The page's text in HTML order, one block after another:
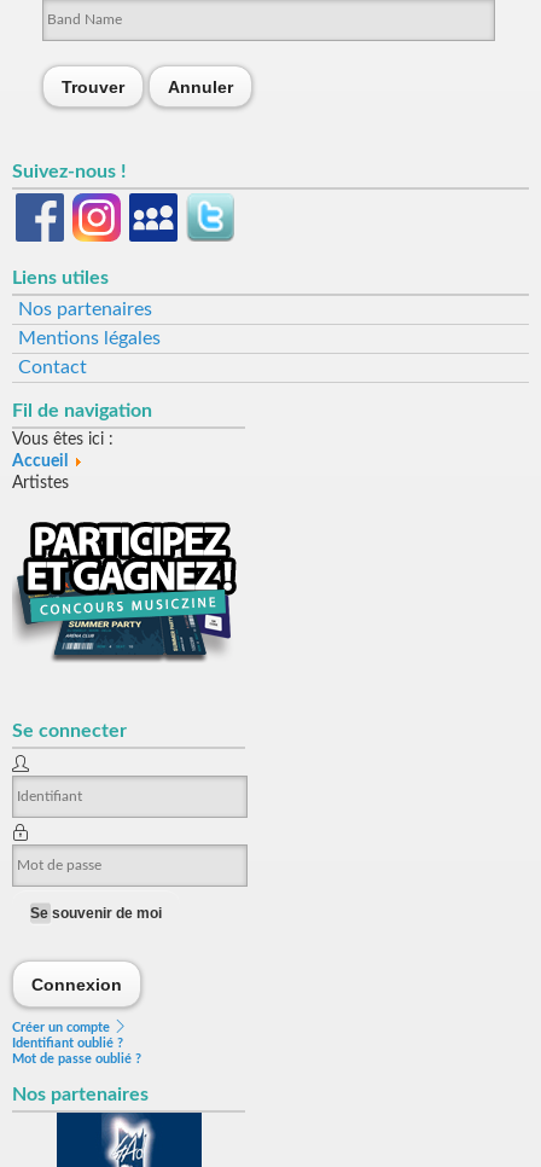
Trouver Annuler
Suivez-nous !
Liens utiles
Nos partenaires
Mentions légales
Contact
Fil de navigation
Vous êtes ici :
Accueil
Artistes
Se connecter
Se souvenir de moi
Connexion
Créer un compte
Identifiant oublié ?
Mot de passe oublié ?
Nos partenaires